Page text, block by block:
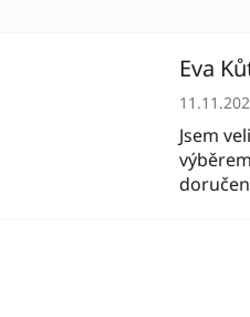
je 5 z 5 hvězdiček.
Eva
Jsem